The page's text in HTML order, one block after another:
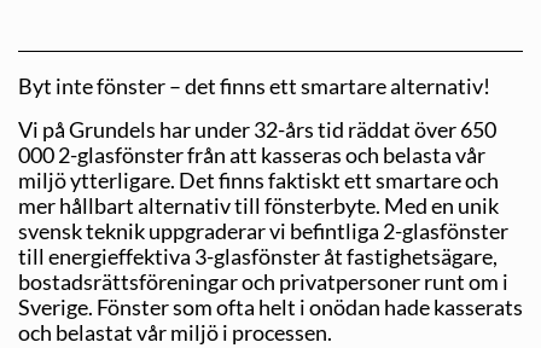
Byt inte fönster – det finns ett smartare alternativ!
Vi på Grundels har under 32-års tid räddat över 650
000 2-glasfönster från att kasseras och belasta vår
miljö ytterligare. Det finns faktiskt ett smartare och
mer hållbart alternativ till fönsterbyte. Med en unik
svensk teknik uppgraderar vi befintliga 2-glasfönster
till energieffektiva 3-glasfönster åt fastighetsägare,
bostadsrättsföreningar och privatpersoner runt om i
Sverige. Fönster som ofta helt i onödan hade kasserats
och belastat vår miljö i processen.